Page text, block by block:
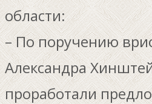
области:
– По поручению
Александра
проработали